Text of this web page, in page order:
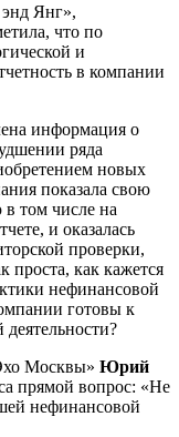
Янг»,
что по
и
в компании
информация о
ряда
новых
показала свою
том числе на
и оказалась
проверки,
проста, как кажется
нефинансовой
готовы к
Москвы» Юрий
прямой вопрос: «Не
нефинансовой